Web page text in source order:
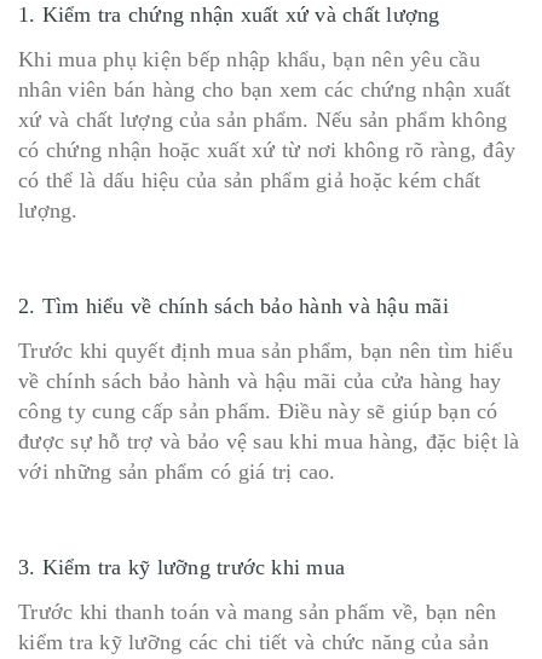
1. Kiểm tra chứng nhận xuất xứ và chất lượng
Khi mua phụ kiện bếp nhập khẩu, bạn nên yêu cầu
nhân viên bán hàng cho bạn xem các chứng nhận xuất
xứ và chất lượng của sản phẩm. Nếu sản phẩm không
có chứng nhận hoặc xuất xứ từ nơi không rõ ràng, đây
có thể là dấu hiệu của sản phẩm giả hoặc kém chất
lượng.
2. Tìm hiểu về chính sách bảo hành và hậu mãi
Trước khi quyết định mua sản phẩm, bạn nên tìm hiểu
về chính sách bảo hành và hậu mãi của cửa hàng hay
công ty cung cấp sản phẩm. Điều này sẽ giúp bạn có
được sự hỗ trợ và bảo vệ sau khi mua hàng, đặc biệt là
với những sản phẩm có giá trị cao.
3. Kiểm tra kỹ lưỡng trước khi mua
Trước khi thanh toán và mang sản phẩm về, bạn nên
kiểm tra kỹ lưỡng các chi tiết và chức năng của sản